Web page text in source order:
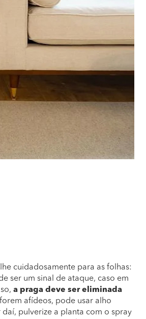
cuidadosamente para as folhas:
ser um sinal de ataque, caso em
a praga deve ser eliminada
afídeos, pode usar alho
pulverize a planta com o spray